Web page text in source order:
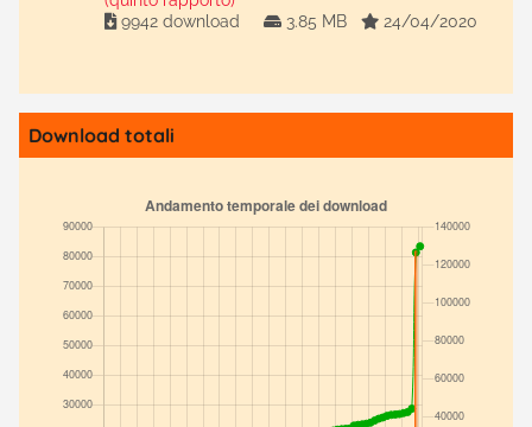
9942 download
3.85 MB 24/04/2020
Download totali